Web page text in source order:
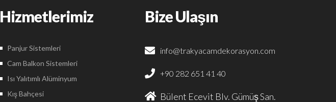
Hizmetlerimiz
Panjur Sistemleri
Cam Balkon Sistemleri
Isı Yalıtımlı Alüminyum
Kış Bahçesi
Bize Ulaşın
info@trakyacamdekorasyon.com
+90 282 651 41 40
Bülent Ecevit Blv. Gümüş San.